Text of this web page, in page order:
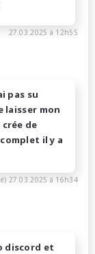
27.03.2025 à 12h55
pas su
laisser mon
de
il y a
27.03.2025 à 16h34
discord et